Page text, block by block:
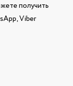
получить
Viber